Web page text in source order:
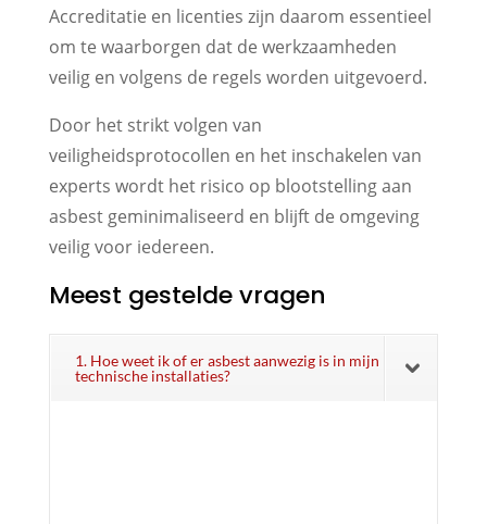
Accreditatie en licenties zijn daarom essentieel
om te waarborgen dat de werkzaamheden
veilig en volgens de regels worden uitgevoerd.
Door het strikt volgen van
veiligheidsprotocollen en het inschakelen van
experts wordt het risico op blootstelling aan
asbest geminimaliseerd en blijft de omgeving
veilig voor iedereen.
Meest gestelde vragen
1. Hoe weet ik of er asbest aanwezig is in mijn
technische installaties?